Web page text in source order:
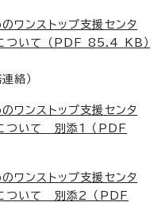
ワンストップ支援センタ
ついて （PDF 85.4 KB）
絡）
ワンストップ支援センタ
ついて 別添1 （PDF
ワンストップ支援センタ
ついて 別添2 （PDF